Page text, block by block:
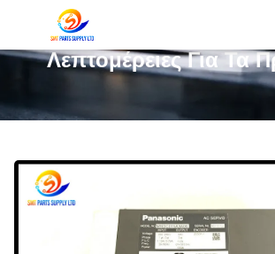
Λεπτομέρειες Για Τα